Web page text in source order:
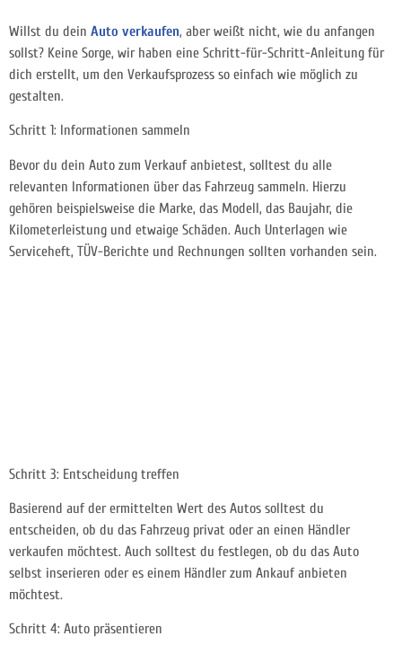
Willst du dein Auto verkaufen, aber weißt nicht, wie du anfangen
sollst? Keine Sorge, wir haben eine Schritt-für-Schritt-Anleitung für
dich erstellt, um den Verkaufsprozess so einfach wie möglich zu
gestalten.
Schritt 1: Informationen sammeln
Bevor du dein Auto zum Verkauf anbietest, solltest du alle
relevanten Informationen über das Fahrzeug sammeln. Hierzu
gehören beispielsweise die Marke, das Modell, das Baujahr, die
Kilometerleistung und etwaige Schäden. Auch Unterlagen wie
Serviceheft, TÜV-Berichte und Rechnungen sollten vorhanden sein.
Schritt 3: Entscheidung treffen
Basierend auf der ermittelten Wert des Autos solltest du
entscheiden, ob du das Fahrzeug privat oder an einen Händler
verkaufen möchtest. Auch solltest du festlegen, ob du das Auto
selbst inserieren oder es einem Händler zum Ankauf anbieten
möchtest.
Schritt 4: Auto präsentieren